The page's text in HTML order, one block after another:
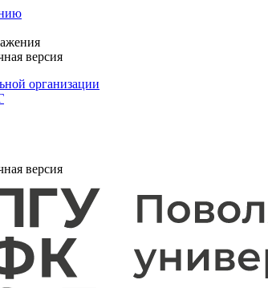
версия
организации
версия